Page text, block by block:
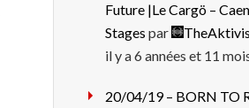
Future |Le Cargö –
Stages par
il y a 6 années et 11
20/04/19 – BORN TO